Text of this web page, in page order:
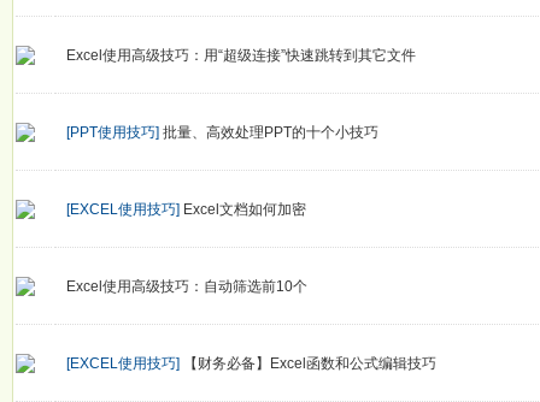
Excel使用高级技巧：用“超级连接”快速跳转到其它文件
[PPT使用技巧] 批量、高效处理PPT的十个小技巧
[EXCEL使用技巧] Excel文档如何加密
Excel使用高级技巧：自动筛选前10个
[EXCEL使用技巧] 【财务必备】Excel函数和公式编辑技巧